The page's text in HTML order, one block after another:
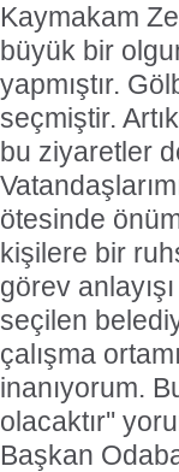
Kaymakam
büyük bir
yapmıştır.
seçmiştir.
bu ziyaretler
ötesinde
kişilere bir
görev
seçilen
çalışma
inanıyorum.
olacaktır''
Başkan